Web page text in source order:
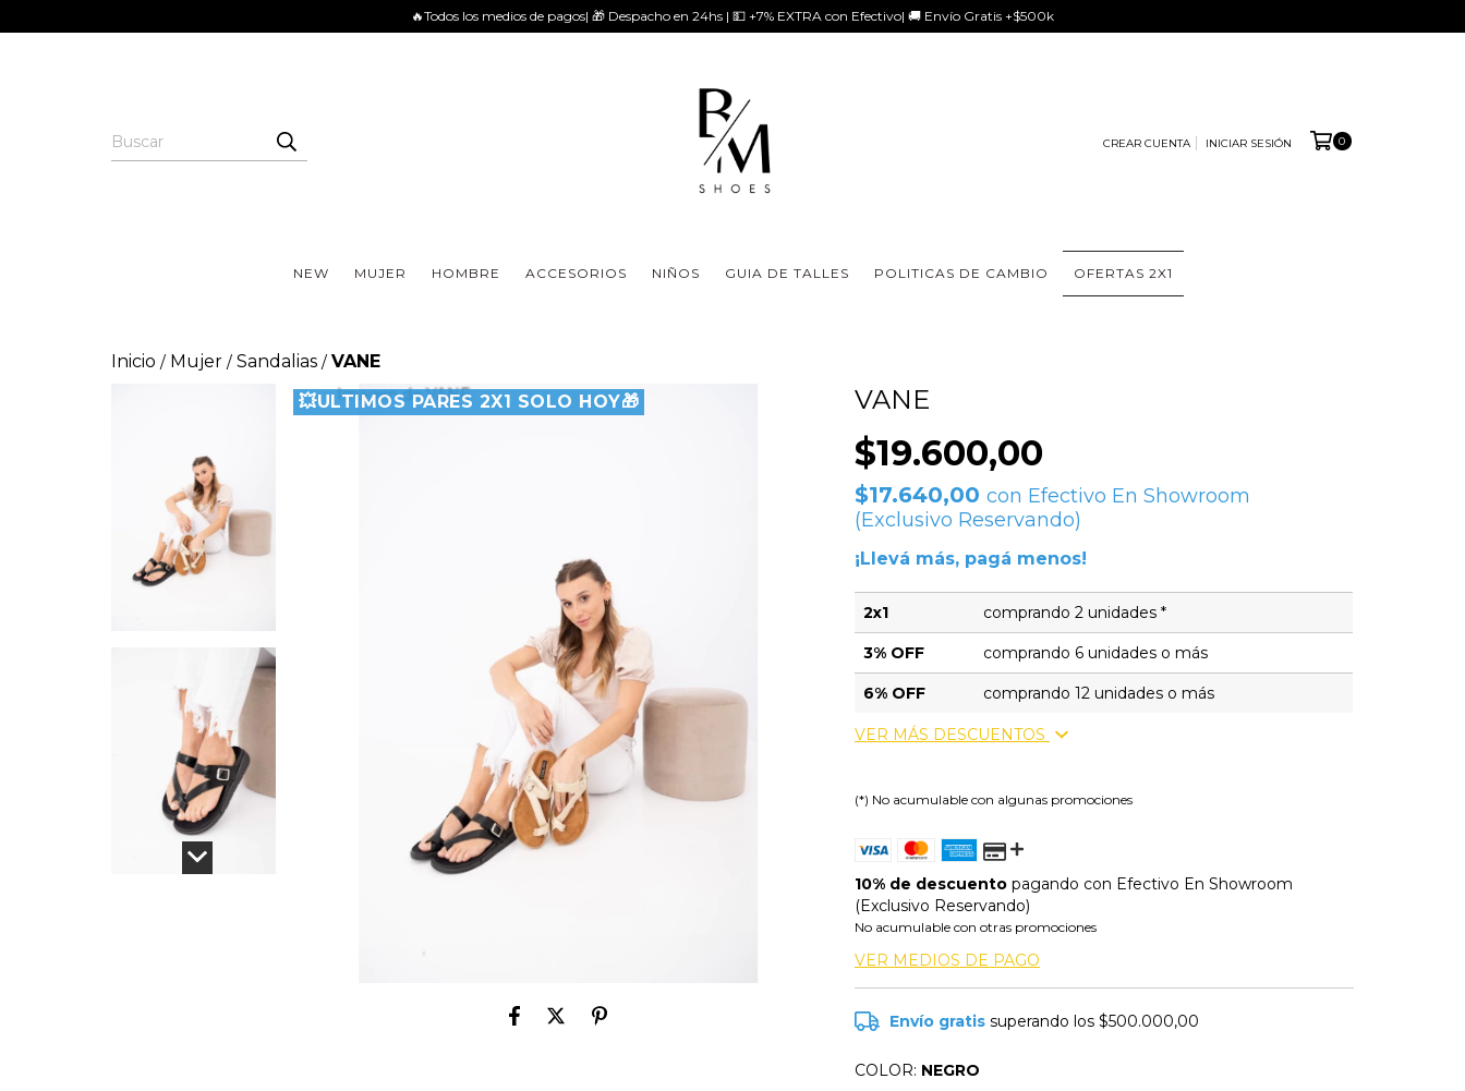
🔥Todos los medios de pagos| 🎁 Despacho en 24hs | 💵 +7% EXTRA con Efectivo| 🚚 Envío Gratis +$500k
CREAR CUENTA INICIAR SESIÓN 0
NEW MUJER HOMBRE ACCESORIOS NIÑOS GUIA DE TALLES POLITICAS DE CAMBIO OFERTAS 2X1
Inicio / Mujer / Sandalias / VANE
💥ULTIMOS PARES 2X1 SOLO HOY🎁
VANE
$19.600,00
$17.640,00con Efectivo En Showroom
(Exclusivo Reservando)
¡Llevá más, pagá menos!
2x1 comprando 2 unidades *
3% OFF comprando 6 unidades o más
6% OFF comprando 12 unidades o más
VER MÁS DESCUENTOS
(*) No acumulable con algunas promociones
10% de descuento pagando con Efectivo En Showroom
(Exclusivo Reservando)
No acumulable con otras promociones
VER MEDIOS DE PAGO
Envío gratis superando los$500.000,00
COLOR: NEGRO